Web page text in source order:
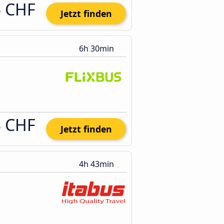
Jetzt finden
6h 30min
Jetzt finden
4h 43min